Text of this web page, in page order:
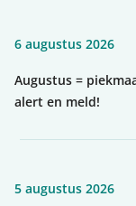
6 augustus 2026
Augustus =
alert en meld!
5 augustus 2026